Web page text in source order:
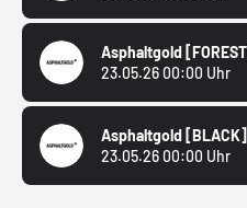
Asphaltgold
23.05.26 00:00 Uhr
Asphaltgold [BLACK]
23.05.26 00:00 Uhr